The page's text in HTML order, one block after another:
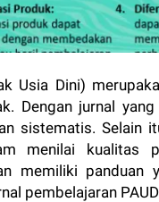
Usia Dini)
Dengan jurnal
sistematis. Selain
menilai kualitas
memiliki panduan
pembelajaran